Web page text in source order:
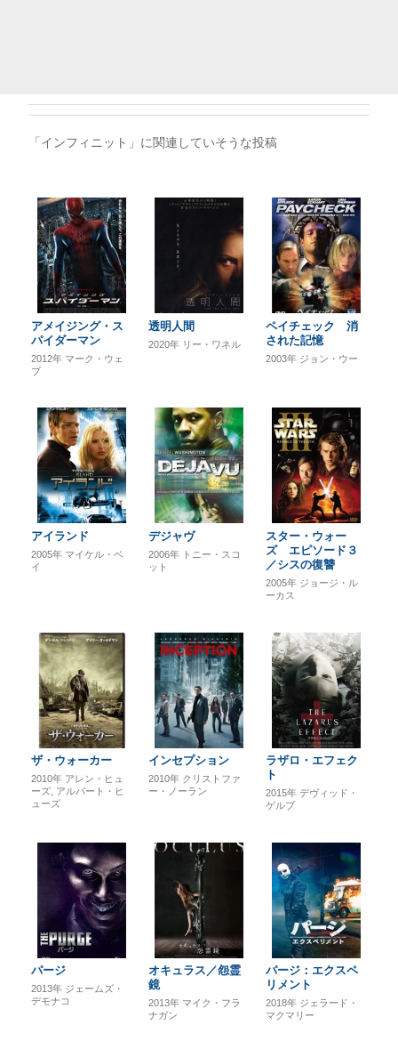
「インフィニット」に関連していそうな投稿
アメイジング・ス
パイダーマン
2012年 マーク・ウェ
ブ
透明人間
2020年 リー・ワネル
ペイチェック 消
された記憶
2003年 ジョン・ウー
アイランド
2005年 マイケル・ベ
イ
デジャヴ
2006年 トニー・スコ
ット
スター・ウォー
ズ エピソード３
／シスの復讐
2005年 ジョージ・ル
ーカス
ザ・ウォーカー
2010年 アレン・ヒュ
ーズ アルバート・ヒ
ューズ
インセプション
2010年 クリストファ
ー・ノーラン
ラザロ・エフェク
ト
2015年デヴィッド・
ゲルブ
パージ
2013年 ジェームズ・
デモナコ
オキュラス／怨霊
鏡
2013年 マイク・フラ
ナガン
パージ：エクスペ
リメント
2018年 ジェラード・
マクマリー